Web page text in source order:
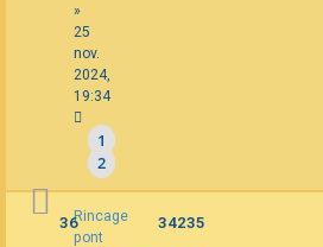
»
25
nov.
2024,
19:34
1
2
Rincage
pont
36 34235